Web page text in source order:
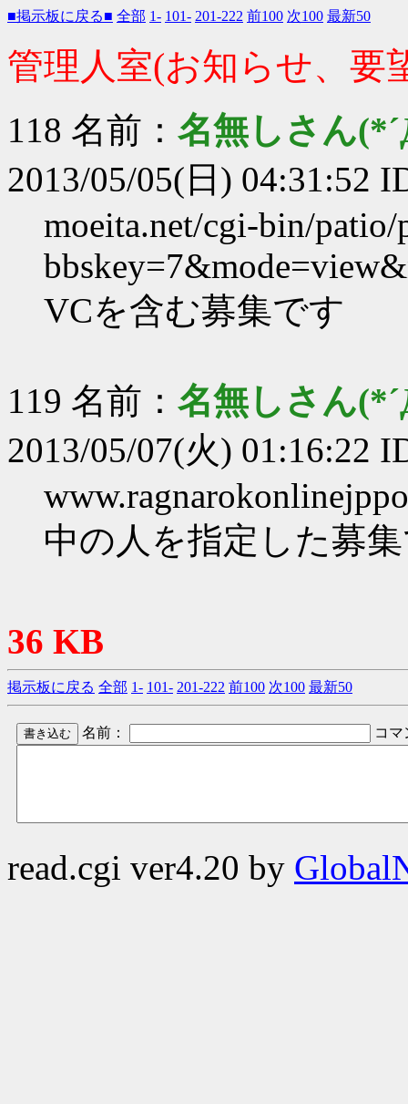
■掲示板に戻る■ 全部 1- 101- 201-222 前100 次100 最新50
管理人室(お知らせ、要
118 名前： 名無しさん
2013/05/05(日) 04:31:52
moeita.net/cgi-bin/patio/
VCを含む募集です
119 名前： 名無しさん
2013/05/07(火) 01:16:22
中の人を指定した募
36 KB
掲示板に戻る 全部 1- 101- 201-222 前100 次100 最新50
名前： コ
read.cgi ver4.20 by